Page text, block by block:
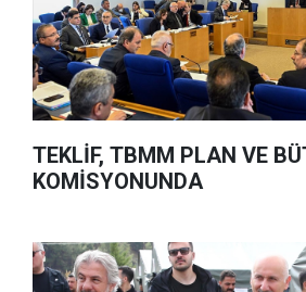
TEKLİF, TBMM PLAN VE
KOMİSYONUNDA